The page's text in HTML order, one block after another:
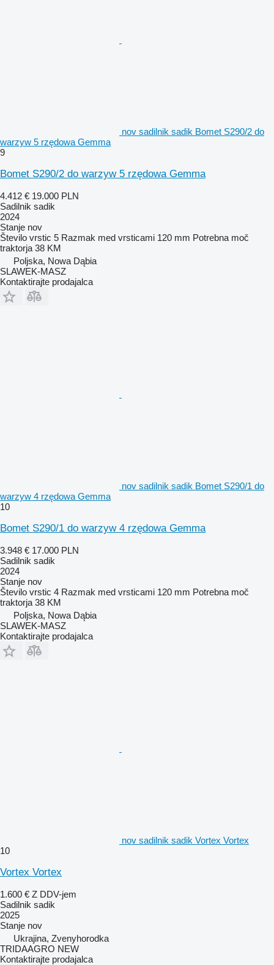
nov sadilnik sadik Bomet S290/2 do
warzyw 5 rzędowa Gemma
9
Bomet S290/2 do warzyw 5 rzędowa Gemma
4.412 € 19.000 PLN
Sadilnik sadik
2024
Stanje nov
Število vrstic 5 Razmak med vrsticami 120 mm Potrebna moč
traktorja 38 KM
Poljska, Nowa Dąbia
SLAWEK-MASZ
Kontaktirajte prodajalca
nov sadilnik sadik Bomet S290/1 do
warzyw 4 rzędowa Gemma
10
Bomet S290/1 do warzyw 4 rzędowa Gemma
3.948 € 17.000 PLN
Sadilnik sadik
2024
Stanje nov
Število vrstic 4 Razmak med vrsticami 120 mm Potrebna moč
traktorja 38 KM
Poljska, Nowa Dąbia
SLAWEK-MASZ
Kontaktirajte prodajalca
nov sadilnik sadik Vortex Vortex
10
Vortex Vortex
1.600 € Z DDV-jem
Sadilnik sadik
2025
Stanje nov
Ukrajina, Zvenyhorodka
TRIDAAGRO NEW
Kontaktirajte prodajalca